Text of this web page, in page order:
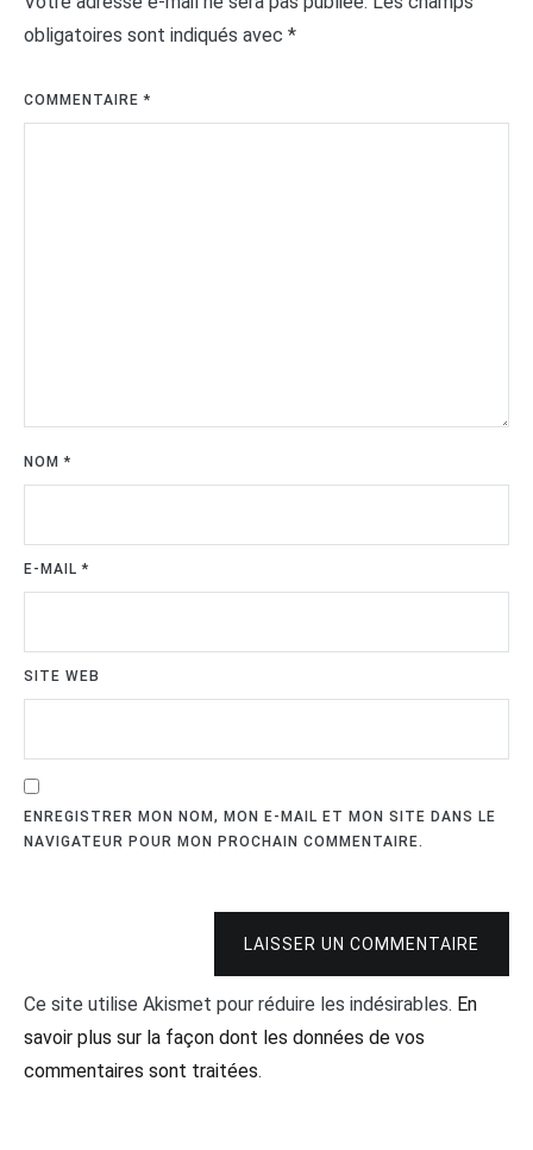
obligatoires sont indiqués avec *
COMMENTAIRE*
NOM*
E-MAIL*
SITE WEB
ENREGISTRER MON NOM, MON E-MAIL ET MON SITE DANS LE
NAVIGATEUR POUR MON PROCHAIN COMMENTAIRE.
LAISSER UN COMMENTAIRE
Ce site utilise Akismet pour réduire les indésirables. En
savoir plus sur la façon dont les données de vos
commentaires sont traitées.